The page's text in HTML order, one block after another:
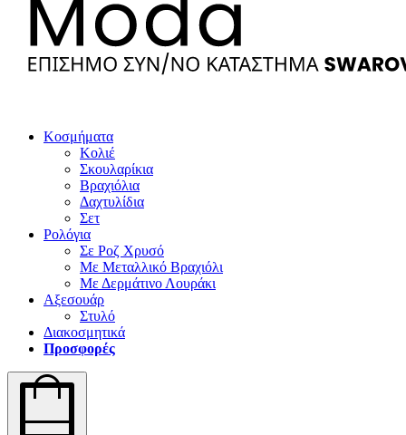
Κοσμήματα
Κολιέ
Σκουλαρίκια
Βραχιόλια
Δαχτυλίδια
Σετ
Ρολόγια
Σε Ροζ Χρυσό
Με Μεταλλικό Βραχιόλι
Με Δερμάτινο Λουράκι
Αξεσουάρ
Στυλό
Διακοσμητικά
Προσφορές